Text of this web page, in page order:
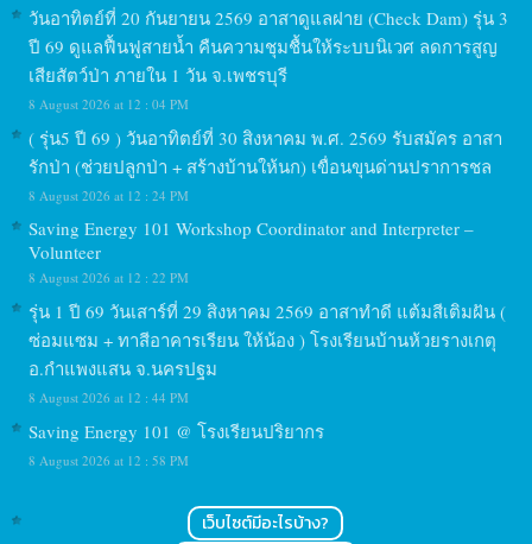
วันอาทิตย์ที่ 20 กันยายน 2569 อาสาดูแลฝาย (Check Dam) รุ่น 3
ปี 69 ดูแลฟื้นฟูสายน้ำ คืนความชุมชื้นให้ระบบนิเวศ ลดการสูญ
เสียสัตว์ป่า ภายใน 1 วัน จ.เพชรบุรี
8 August 2026 at 12 : 04 PM
( รุ่น5 ปี 69 ) วันอาทิตย์ที่ 30 สิงหาคม พ.ศ. 2569 รับสมัคร อาสา
รักป่า (ช่วยปลูกป่า + สร้างบ้านให้นก) เขื่อนขุนด่านปราการชล
8 August 2026 at 12 : 24 PM
Saving Energy 101 Workshop Coordinator and Interpreter –
Volunteer
8 August 2026 at 12 : 22 PM
รุ่น 1 ปี 69 วันเสาร์ที่ 29 สิงหาคม 2569 อาสาทำดี แต้มสีเติมฝัน (
ซ่อมแซม + ทาสีอาคารเรียน ให้น้อง ) โรงเรียนบ้านห้วยรางเกตุ
อ.กำแพงแสน จ.นครปฐม
8 August 2026 at 12 : 44 PM
Saving Energy 101 @ โรงเรียนปริยากร
8 August 2026 at 12 : 58 PM
เว็บไซต์มีอะไรบ้าง?